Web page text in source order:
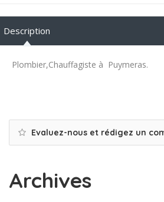
Description
Plombier,Chauffagiste à Puymeras.
Evaluez-nous et rédigez un
Archives